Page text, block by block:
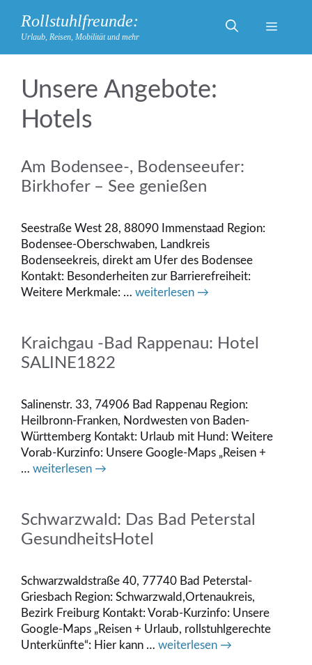
Inhalt
springen
Rollstuhlfreunde:
Urlaub, Reisen, Mobilität und mehr
Menü
Hotels
Am Bodensee-, Bodenseeufer:
Birkhofer – See genießen
Seestraße West 28, 88090 Immenstaad Region:
Bodensee-Oberschwaben, Landkreis
Bodenseekreis, direkt am Ufer des Bodensee
Kontakt: Besonderheiten zur Barrierefreiheit:
Weitere Merkmale: … weiterlesen →
Kraichgau -Bad Rappenau: Hotel
SALINE1822
Salinenstr. 33, 74906 Bad Rappenau Region:
Heilbronn-Franken, Nordwesten von Baden-
Württemberg Kontakt: Urlaub mit Hund: Weitere
Vorab-Kurzinfo: Unsere Google-Maps „Reisen +
… weiterlesen →
Schwarzwald: Das Bad Peterstal
GesundheitsHotel
Schwarzwaldstraße 40, 77740 Bad Peterstal-
Griesbach Region: Schwarzwald,Ortenaukreis,
Bezirk Freiburg Kontakt: Vorab-Kurzinfo: Unsere
Google-Maps „Reisen + Urlaub, rollstuhlgerechte
Unterkünfte“: Hier kann … weiterlesen →